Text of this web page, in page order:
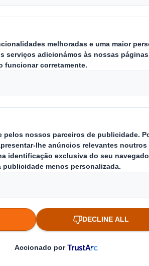
um grande impulso. O
mudança notável na
e comprarem as
casas.
online de roupa e
prevê-se uma tendência
de dólares de receitas em
vez mais as marcas que se
apenas de vender um